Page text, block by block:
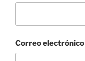
Correo electrónico